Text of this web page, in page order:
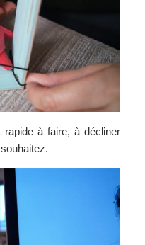
à faire, à décliner